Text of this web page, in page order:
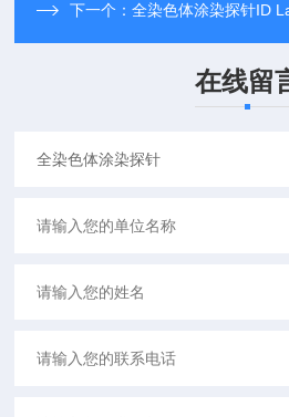
下一个：全染色体涂染探针ID
在线留